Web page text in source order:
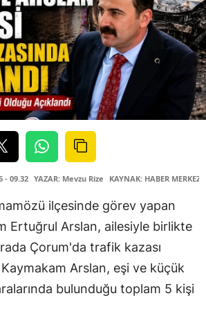
- 09.32 YAZAR: Mevzu Rize KAYNAK: HABER MERKEZİ
ilçesinde görev yapan
Ertuğrul Arslan, ailesiyle birlikte
Çorum'da trafik kazası
Arslan, eşi ve küçük
bulunduğu toplam 5 kişi